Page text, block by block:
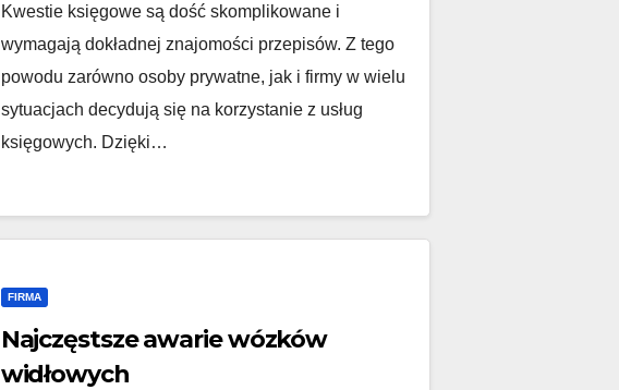
Kwestie księgowe są dość skomplikowane i
wymagają dokładnej znajomości przepisów. Z tego
powodu zarówno osoby prywatne, jak i firmy w wielu
sytuacjach decydują się na korzystanie z usług
księgowych. Dzięki…
FIRMA
Najczęstsze awarie wózków
widłowych